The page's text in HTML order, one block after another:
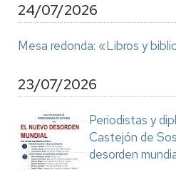
24/07/2026
Mesa redonda: «Libros y
23/07/2026
Periodistas y
Castejón de
desorden